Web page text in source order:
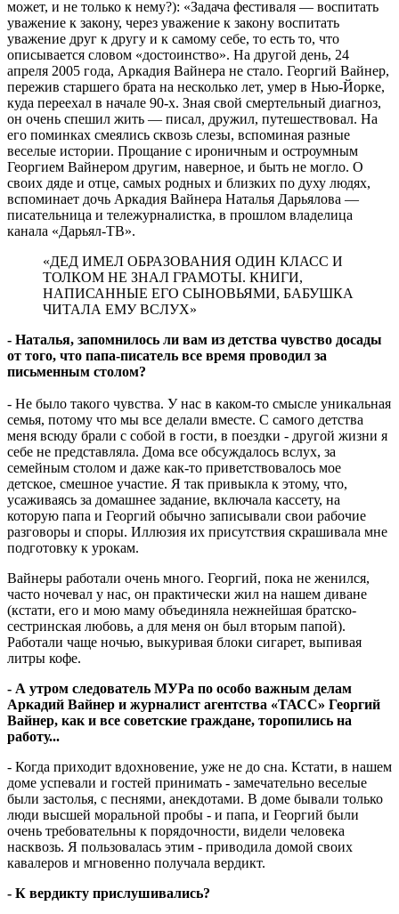
может, и не только к нему?): «Задача фестиваля — воспитать
уважение к закону, через уважение к закону воспитать
уважение друг к другу и к самому себе, то есть то, что
описывается словом «достоинство». На другой день, 24
апреля 2005 года, Аркадия Вайнера не стало. Георгий Вайнер,
пережив старшего брата на несколько лет, умер в Нью-Йорке,
куда переехал в начале 90-х. Зная свой смертельный диагноз,
он очень спешил жить — писал, дружил, путешествовал. На
его поминках смеялись сквозь слезы, вспоминая разные
веселые истории. Прощание с ироничным и остроумным
Георгием Вайнером другим, наверное, и быть не могло. О
своих дяде и отце, самых родных и близких по духу людях,
вспоминает дочь Аркадия Вайнера Наталья Дарьялова —
писательница и тележурналистка, в прошлом владелица
канала «Дарьял-ТВ».
«ДЕД ИМЕЛ ОБРАЗОВАНИЯ ОДИН КЛАСС И
ТОЛКОМ НЕ ЗНАЛ ГРАМОТЫ. КНИГИ,
НАПИСАННЫЕ ЕГО СЫНОВЬЯМИ, БАБУШКА
ЧИТАЛА ЕМУ ВСЛУХ»
- Наталья, запомнилось ли вам из детства чувство досады
от того, что папа-писатель все время проводил за
письменным столом?
- Не было такого чувства. У нас в каком-то смысле уникальная
семья, потому что мы все делали вместе. С самого детства
меня всюду брали с собой в гости, в поездки - другой жизни я
себе не представляла. Дома все обсуждалось вслух, за
семейным столом и даже как-то приветствовалось мое
детское, смешное участие. Я так привыкла к этому, что,
усаживаясь за домашнее задание, включала кассету, на
которую папа и Георгий обычно записывали свои рабочие
разговоры и споры. Иллюзия их присутствия скрашивала мне
подготовку к урокам.
Вайнеры работали очень много. Георгий, пока не женился,
часто ночевал у нас, он практически жил на нашем диване
(кстати, его и мою маму объединяла нежнейшая братско-
сестринская любовь, а для меня он был вторым папой).
Работали чаще ночью, выкуривая блоки сигарет, выпивая
литры кофе.
- А утром следователь МУРа по особо важным делам
Аркадий Вайнер и журналист агентства «ТАСС» Георгий
Вайнер, как и все советские граждане, торопились на
работу...
- Когда приходит вдохновение, уже не до сна. Кстати, в нашем
доме успевали и гостей принимать - замечательно веселые
были застолья, с песнями, анекдотами. В доме бывали только
люди высшей моральной пробы - и папа, и Георгий были
очень требовательны к порядочности, видели человека
насквозь. Я пользовалась этим - приводила домой своих
кавалеров и мгновенно получала вердикт.
- К вердикту прислушивались?